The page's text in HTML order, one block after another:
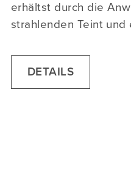
erhältst durch die
strahlenden Teint
DETAILS